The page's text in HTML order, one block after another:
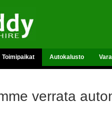
Toimipaikat Autokalusto
verrata